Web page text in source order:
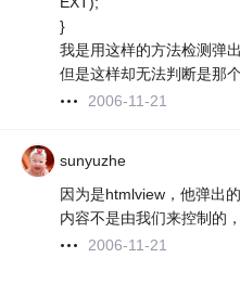
}
我是用这样的方法检测弹
但是这样却无法判断是那
2006-11-21
sunyuzhe
因为是htmlview，他弹出
内容不是由我们来控制的，
2006-11-21